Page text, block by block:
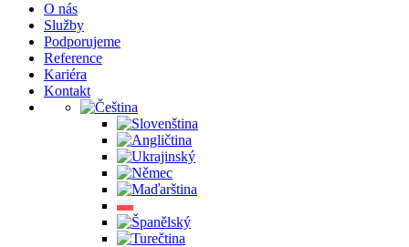
O nás
Služby
Podporujeme
Reference
Kariéra
Kontakt